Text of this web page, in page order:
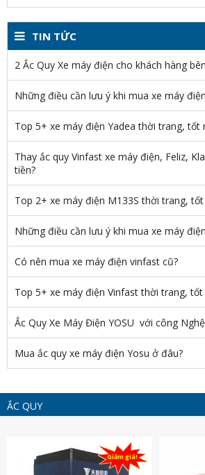
TIN TỨC
2 Ắc Quy Xe máy điện cho khách hàng
Những điều cần lưu ý khi mua xe máy
Top 5+ xe máy điện Yadea thời trang, tốt
Thay ắc quy Vinfast xe máy điện, Feliz,
tiền?
Top 2+ xe máy điện M133S thời trang,
Những điều cần lưu ý khi mua xe máy
Có nên mua xe máy điện vinfast cũ?
Top 5+ xe máy điện Vinfast thời trang,
Ắc Quy Xe Máy Điện YOSU với công
Mua ắc quy xe máy điện Yosu ở đâu?
ẮC QUY
Giảm giá!